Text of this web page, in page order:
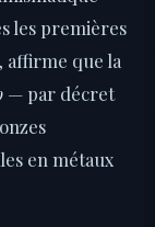
les premières
affirme que la
— par décret
en métaux